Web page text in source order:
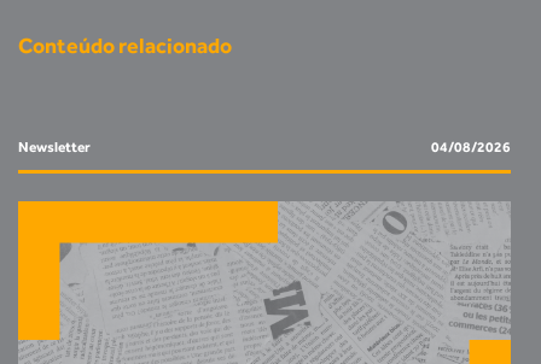
Conteúdo relacionado
Newsletter 04/08/2026